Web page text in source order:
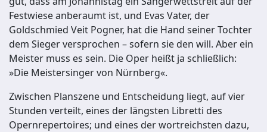
Festwiese anberaumt ist, und Evas Vater, der
Goldschmied Veit Pogner, hat die Hand seiner Tochter
dem Sieger versprochen – sofern sie den will. Aber ein
Meister muss es sein. Die Oper heißt ja schließlich:
»Die Meistersinger von Nürnberg«.
Zwischen Planszene und Entscheidung liegt, auf vier
Stunden verteilt, eines der längsten Libretti des
Opernrepertoires; und eines der wortreichsten dazu,